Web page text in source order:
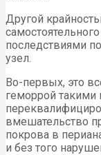
Другой
последствиями
узел.
Во-первых, это
геморрой такими
вмешательство
покрова в
и без того